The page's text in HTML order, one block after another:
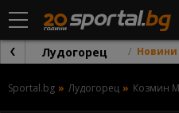
Лудогорец Новини
Sportal.bg Лудогорец Козмин